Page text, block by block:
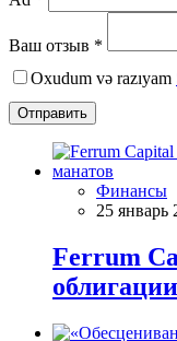
Ваш отзыв *
Oxudum və razıyam
Отправить
Финансы
25 январь
Ferrum